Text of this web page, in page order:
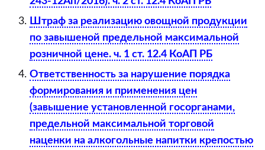
Штраф за реализацию овощной продукции
по завышеной предельной максимальной
розничной цене. ч. 1 ст. 12.4 КоАП РБ
Ответственность за нарушение порядка
формирования и применения цен
(завышение установленной госорганами,
предельной максимальной торговой
наценки на алкогольные напитки крепостью